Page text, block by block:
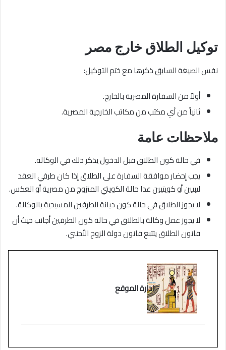
توكيل الطلاق خارج مصر
نفس الصيغة السابق ذكرها مع ختم التوكيل:
أولاً من السفارة المصرية بالخارج.
ثانياً من أي مكتب من مكاتب الخارجية المصرية.
ملاحظات عامة
في حالة كون الطلاق قبل الدخول يذكر ذلك في الوكاله.
يجب إحضار موافقة السفارة على الطلاق إذا كان طرفي العقد
ليبيين أو كويتيين عدا حالة الكويتي المتزوج من مصرية أو العكس.
لا يجوز الطلاق في حالة كون ديانة الطرفين المسيحية بالوكالة.
لا يجوز عمل وكالة بالطلاق في حالة كون الطرفين أجانب حيث أن
قانون الطلاق يتتبع قانون دولة الزوج الأجنبي.
ادارة الموقع